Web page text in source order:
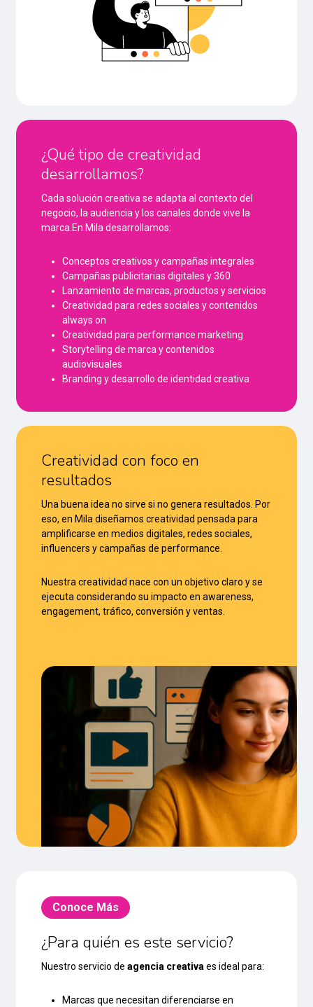
¿Qué tipo de creatividad
desarrollamos?
Cada solución creativa se adapta al contexto del
negocio, la audiencia y los canales donde vive la
marca.En Mila desarrollamos:
Conceptos creativos y campañas integrales
Campañas publicitarias digitales y 360
Lanzamiento de marcas, productos y servicios
Creatividad para redes sociales y contenidos
always on
Creatividad para performance marketing
Storytelling de marca y contenidos
audiovisuales
Branding y desarrollo de identidad creativa
Creatividad con foco en
resultados
Una buena idea no sirve si no genera resultados. Por
eso, en Mila diseñamos creatividad pensada para
amplificarse en medios digitales, redes sociales,
influencers y campañas de performance.
Nuestra creatividad nace con un objetivo claro y se
ejecuta considerando su impacto en awareness,
engagement, tráfico, conversión y ventas.
Conoce Más
¿Para quién es este servicio?
Nuestro servicio de agencia creativa es ideal para:
Marcas que necesitan diferenciarse en